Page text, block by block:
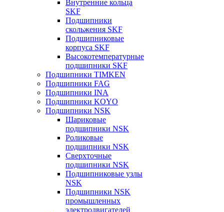
Внутренние кольца
SKF
Подшипники
скольжения SKF
Подшипниковые
корпуса SKF
Высокотемпературные
подшипники SKF
Подшипники TIMKEN
Подшипники FAG
Подшипники INA
Подшипники KOYO
Подшипники NSK
Шариковые
подшипники NSK
Роликовые
подшипники NSK
Сверхточные
подшипники NSK
Подшипниковые узлы
NSK
Подшипники NSK
промышленных
электродвигателей